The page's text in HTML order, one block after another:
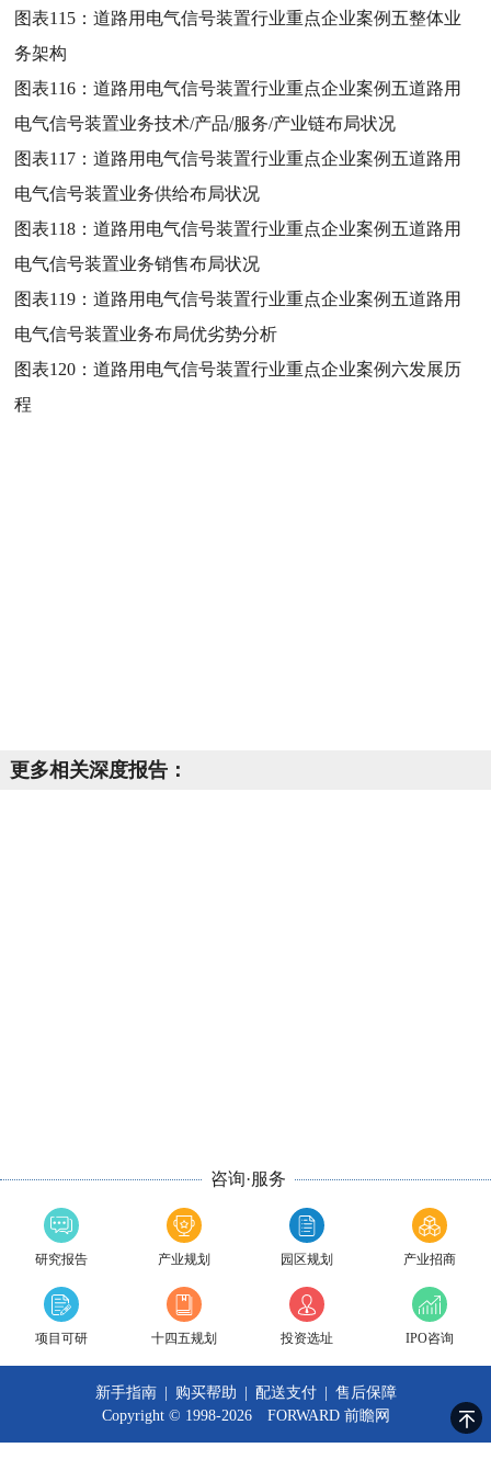
图表115：道路用电气信号装置行业重点企业案例五整体业
务架构
图表116：道路用电气信号装置行业重点企业案例五道路用
电气信号装置业务技术/产品/服务/产业链布局状况
图表117：道路用电气信号装置行业重点企业案例五道路用
电气信号装置业务供给布局状况
图表118：道路用电气信号装置行业重点企业案例五道路用
电气信号装置业务销售布局状况
图表119：道路用电气信号装置行业重点企业案例五道路用
电气信号装置业务布局优劣势分析
图表120：道路用电气信号装置行业重点企业案例六发展历
程
更多相关深度报告：
咨询·服务
研究报告 产业规划 园区规划 产业招商
项目可研 十四五规划 投资选址 IPO咨询
新手指南 购买帮助 配送支付
售后保障
Copyright © 1998-2026 FORWARD 前瞻网